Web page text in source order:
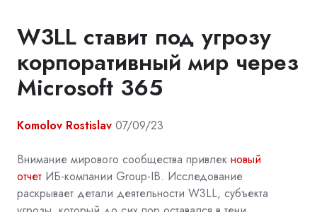
W3LL ставит под угрозу
корпоративный мир через
Microsoft 365
Komolov Rostislav 07/09/23
Внимание мирового сообщества привлек новый
отчет ИБ-компании Group-IB. Исследование
раскрывает детали деятельности W3LL, субъекта